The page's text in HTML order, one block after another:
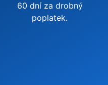
60 dní za drobný
poplatek.